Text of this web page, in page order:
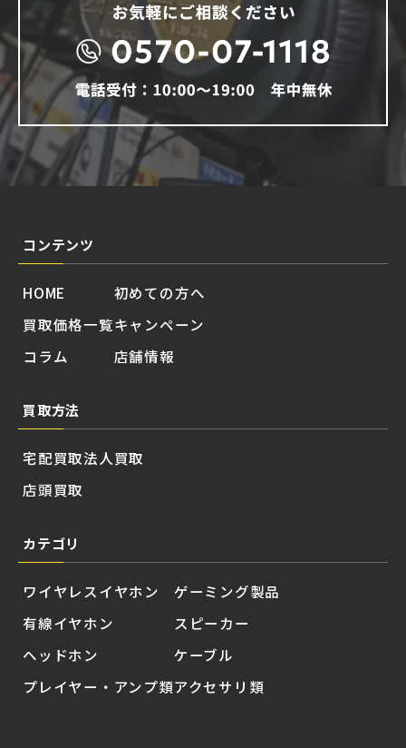
コンテンツ
HOME
買取価格一覧
コラム
初めての方へ
キャンペーン
店舗情報
買取方法
宅配買取
店頭買取
法人買取
カテゴリ
ワイヤレスイヤホン
有線イヤホン
ヘッドホン
プレイヤー・アンプ類
ゲーミング製品
スピーカー
ケーブル
アクセサリ類